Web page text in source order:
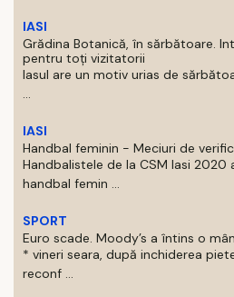
IASI
Grădina Botanică, în sărbătoare.
pentru toți vizitatorii
Iasul are un motiv urias de
...
IASI
Handbal feminin - Meciuri de
Handbalistele de la CSM Iasi 2020
handbal femin ...
SPORT
Euro scade. Moody’s a întins o
* vineri seara, după inchiderea
reconf ...